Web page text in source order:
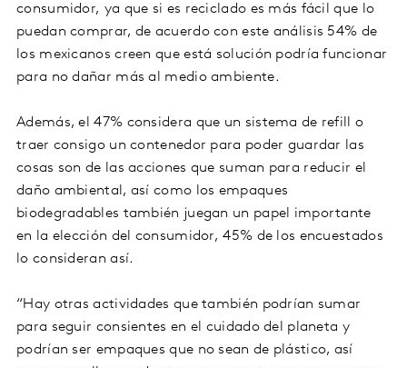
consumidor, ya que si es reciclado es más fácil que lo
puedan comprar, de acuerdo con este análisis 54% de
los mexicanos creen que está solución podría funcionar
para no dañar más al medio ambiente.
Además, el 47% considera que un sistema de refill o
traer consigo un contenedor para poder guardar las
cosas son de las acciones que suman para reducir el
daño ambiental, así como los empaques
biodegradables también juegan un papel importante
en la elección del consumidor, 45% de los encuestados
lo consideran así.
“Hay otras actividades que también podrían sumar
para seguir consientes en el cuidado del planeta y
podrían ser empaques que no sean de plástico, así